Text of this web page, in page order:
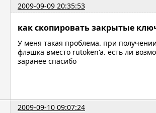
2009-09-09 20:35:53
как скопировать закрытые
У меня такая проблема. при
флэшка вместо rutoken'a. есть ли
заранее спасибо
2009-09-10 09:07:24